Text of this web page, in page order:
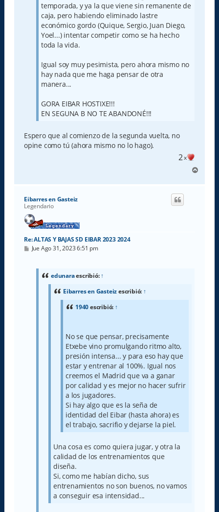
temporada, y ya la que viene sin remanente de
caja, pero habiendo eliminado lastre
económico gordo (Quique, Sergio, Juan Diego,
Yoel...) intentar competir como se ha hecho
toda la vida.
Igual soy muy pesimista, pero ahora mismo no
hay nada que me haga pensar de otra
manera...
GORA EIBAR HOSTIXE!!!
EN SEGUNA B NO TE ABANDONÉ!!!
Espero que al comienzo de la segunda vuelta, no
opine como tú (ahora mismo no lo hago).
2x
r
Eibarres en Gasteiz
Legendario
Re: ALTAS Y BAJAS SD EIBAR 2023 2024
M
Jue Ago 31, 2023 6:51 pm
edunaraescribió:↑
Eibarres en Gasteizescribió: ↑
1940escribió: ↑
No se que pensar, precisamente
Etxebe vino promulgando ritmo alto,
presión intensa... y para eso hay que
estar y entrenar al 100%. Igual nos
creemos el Madrid que va a ganar
por calidad y es mejor no hacer sufrir
a los jugadores.
Si hay algo que es la seña de
identidad del Eibar (hasta ahora) es
el trabajo, sacrifio y dejarse la piel.
Una cosa es como quiera jugar, y otra la
calidad de los entrenamientos que
diseña.
Si, como me habían dicho, sus
entrenamientos no son buenos, no vamos
a conseguir esa intensidad...